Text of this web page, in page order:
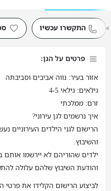
התקשרו עכשיו
פרטים על הגן:
אזור בעיר: נווה אביבים וסביבתה
גילאים: גילאי 4-5
זרם: ממלכתי
איך נרשמים לגן עירוני?
הרישום לגני הילדים העירוניים
והשיבוץ.
ילדים שהוריהם לא יירשמו אותם
והודעת השיבוץ שלהם עלולה
לביצוע הרישום הקלידו את פרטי